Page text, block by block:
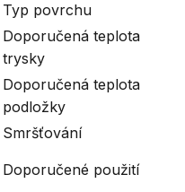
Typ povrchu
Doporučená teplota
trysky
Doporučená teplota
podložky
Smršťování
Doporučené použití